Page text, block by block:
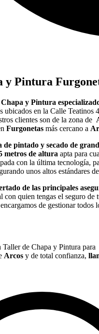
y Pintura
y Pintura
ubicados en la Calle Teatinos
clientes son de la zona de
Furgonetas más cercano a
de pintado y secado de
metros de altura apta para
con la última tecnología,
unos altos estándares
de las principales
con quien tengas el seguro de
de gestionar todos
Taller de Chapa y Pintura para
Arcos y de total confianza,